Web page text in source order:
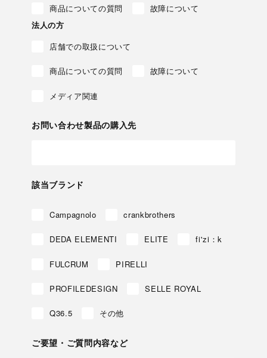
商品についての質問
故障について
法人の方
店舗での取扱について
商品についての質問 故障について
メディア関連
お問い合わせ製品の購入先
該当ブランド
Campagnolo crankbrothers
DEDA ELEMENTI ELITE fi'zi：k
FULCRUM PIRELLI
PROFILEDESIGN SELLE ROYAL
Q36.5 その他
ご要望・ご質問内容など